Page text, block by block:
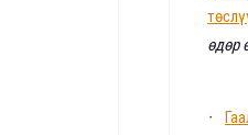
өдөр
·